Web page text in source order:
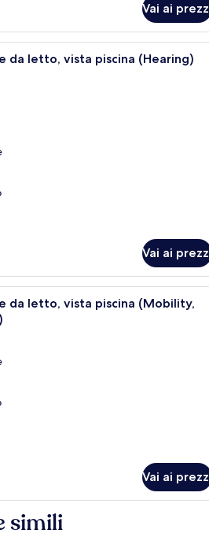
Vai ai
Una camera d'albergo con un
da letto, vista piscina (Hearing)
Vai ai
Una camera d'albergo con
da letto, vista piscina (Mobility,
Vai ai
simili